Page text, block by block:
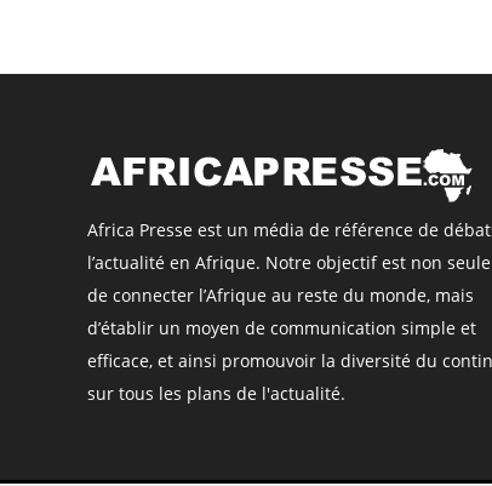
Africa Presse est un média de référence de
l’actualité en Afrique. Notre objectif est non
de connecter l’Afrique au reste du monde, mais
d’établir un moyen de communication simple et
efficace, et ainsi promouvoir la diversité du
sur tous les plans de l'actualité.